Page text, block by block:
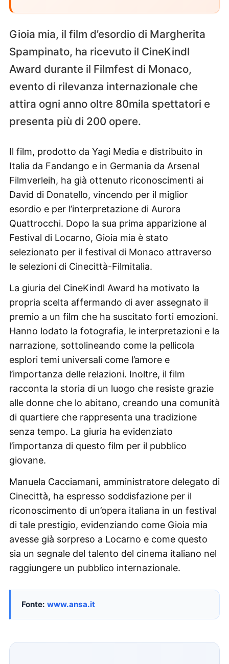
Gioia mia, il film d’esordio di Margherita
Spampinato, ha ricevuto il CineKindl
Award durante il Filmfest di Monaco,
evento di rilevanza internazionale che
attira ogni anno oltre 80mila spettatori e
presenta più di 200 opere.
Il film, prodotto da Yagi Media e distribuito in
Italia da Fandango e in Germania da Arsenal
Filmverleih, ha già ottenuto riconoscimenti ai
David di Donatello, vincendo per il miglior
esordio e per l’interpretazione di Aurora
Quattrocchi. Dopo la sua prima apparizione al
Festival di Locarno, Gioia mia è stato
selezionato per il festival di Monaco attraverso
le selezioni di Cinecittà-Filmitalia.
La giuria del CineKindl Award ha motivato la
propria scelta affermando di aver assegnato il
premio a un film che ha suscitato forti emozioni.
Hanno lodato la fotografia, le interpretazioni e la
narrazione, sottolineando come la pellicola
esplori temi universali come l’amore e
l’importanza delle relazioni. Inoltre, il film
racconta la storia di un luogo che resiste grazie
alle donne che lo abitano, creando una comunità
di quartiere che rappresenta una tradizione
senza tempo. La giuria ha evidenziato
l’importanza di questo film per il pubblico
giovane.
Manuela Cacciamani, amministratore delegato di
Cinecittà, ha espresso soddisfazione per il
riconoscimento di un’opera italiana in un festival
di tale prestigio, evidenziando come Gioia mia
avesse già sorpreso a Locarno e come questo
sia un segnale del talento del cinema italiano nel
raggiungere un pubblico internazionale.
Fonte: www.ansa.it